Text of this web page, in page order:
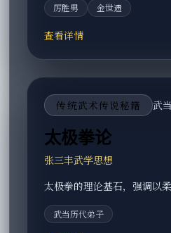
厉胜男 金世遗
查看详情
传统武术传说秘籍 武
太极拳论
张三丰武学思想
太极拳的理论基石，强调以
武当历代弟子